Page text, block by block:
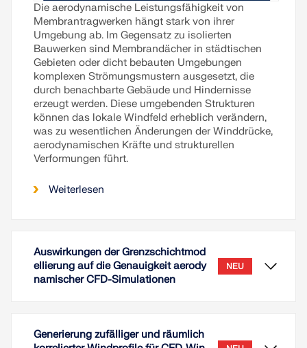
Die aerodynamische Leistungsfähigkeit von
Membrantragwerken hängt stark von ihrer
Umgebung ab. Im Gegensatz zu isolierten
Bauwerken sind Membrandächer in städtischen
Gebieten oder dicht bebauten Umgebungen
komplexen Strömungsmustern ausgesetzt, die
durch benachbarte Gebäude und Hindernisse
erzeugt werden. Diese umgebenden Strukturen
können das lokale Windfeld erheblich verändern,
was zu wesentlichen Änderungen der Winddrücke,
aerodynamischen Kräfte und strukturellen
Verformungen führt.
Weiterlesen
Auswirkungen der Grenzschichtmod
ellierung auf die Genauigkeit aerody
namischer CFD-Simulationen
NEU
Generierung zufälliger und räumlich